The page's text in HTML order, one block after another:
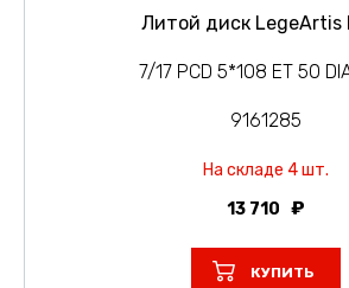
Литой диск LegeArtis
7/17 PCD 5*108 ET 50
9161285
На складе 4 шт.
13 710
КУПИТЬ